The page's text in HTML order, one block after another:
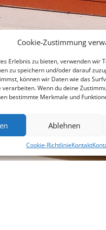
Cookie-Zustimmung
Erlebnis zu bieten, verwenden wir
zu speichern und/oder darauf
können wir Daten wie das
verarbeiten. Wenn du deine
bestimmte Merkmale und
Ablehnen
Cookie-RichtlinieKontakt